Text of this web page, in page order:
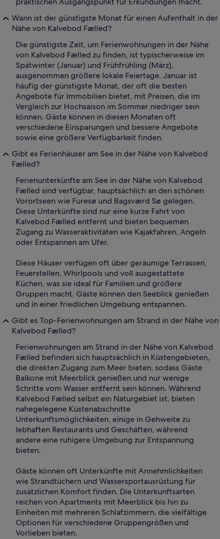
Wann ist der günstigste Monat für einen Aufenthalt in der
Nähe von Kalvebod Fælled?
Die günstigste Zeit, um Ferienwohnungen in der Nähe
von Kalvebod Fælled zu finden, ist typischerweise im
Spätwinter (Januar) und Frühfrühling (März),
ausgenommen größere lokale Feiertage. Januar ist
häufig der günstigste Monat, der oft die besten
Angebote für Immobilien bietet, mit Preisen, die im
Vergleich zur Hochsaison im Sommer niedriger sein
können. Gäste können in diesen Monaten oft
verschiedene Einsparungen und bessere Angebote
sowie eine größere Verfügbarkeit finden.
Gibt es Ferienhäuser am See in der Nähe von Kalvebod
Fælled?
Ferienunterkünfte am See in der Nähe von Kalvebod
Fælled sind verfügbar, hauptsächlich an den schönen
Vorortseen wie Furesø und Bagsværd Sø gelegen.
Diese Unterkünfte sind nur eine kurze Fahrt von
Kalvebod Fælled entfernt und bieten bequemen
Zugang zu Wasseraktivitäten wie Kajakfahren, Angeln
oder Entspannen am Ufer.
Diese Häuser verfügen oft über geräumige Terrassen,
Feuerstellen, Whirlpools und voll ausgestattete
Küchen, was sie ideal für Familien und größere
Gruppen macht. Gäste können den Seeblick genießen
und in einer friedlichen Umgebung entspannen.
Gibt es Top-Ferienwohnungen am Strand in der Nähe von
Kalvebod Fælled?
Ferienwohnungen am Strand in der Nähe von Kalvebod
Fælled befinden sich hauptsächlich in Küstengebieten,
die direkten Zugang zum Meer bieten, sodass Gäste
Balkone mit Meerblick genießen und nur wenige
Schritte vom Wasser entfernt sein können. Während
Kalvebod Fælled selbst ein Naturgebiet ist, bieten
nahegelegene Küstenabschnitte
Unterkunftsmöglichkeiten, einige in Gehweite zu
lebhaften Restaurants und Geschäften, während
andere eine ruhigere Umgebung zur Entspannung
bieten.
Gäste können oft Unterkünfte mit Annehmlichkeiten
wie Strandtüchern und Wassersportausrüstung für
zusätzlichen Komfort finden. Die Unterkunftsarten
reichen von Apartments mit Meerblick bis hin zu
Einheiten mit mehreren Schlafzimmern, die vielfältige
Optionen für verschiedene Gruppengrößen und
Vorlieben bieten.